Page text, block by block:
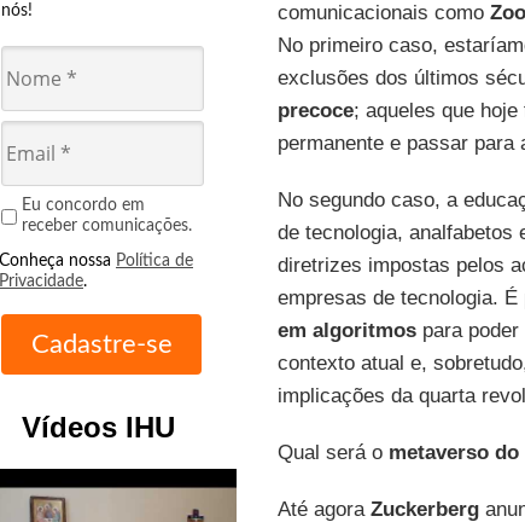
nós!
Eu concordo em
receber comunicações.
Conheça nossa Política de
Privacidade.
Vídeos IHU
comunicacionais como
No primeiro caso,
exclusões dos últimos
precoce; aqueles que
permanente e passar para
No segundo caso, a
de tecnologia, analfabetos
diretrizes impostas pelos
empresas de tecnologia.
em algoritmospara poder
contexto atual e,
implicações da quarta
Qual será o metaverso do
Até agora Zuckerberg